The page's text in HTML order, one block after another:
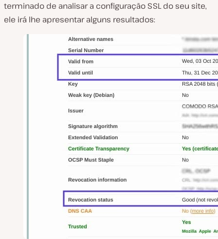
terminado de analisar a configuração SSL do seu site,
ele irá lhe apresentar alguns resultados: